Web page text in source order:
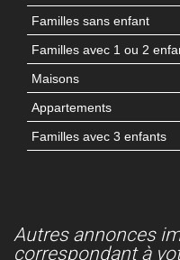
Familles sans enfant
Familles avec 1 ou 2
Maisons
Appartements
Familles avec 3 enfants
autres annonces immobilières
correspondant à